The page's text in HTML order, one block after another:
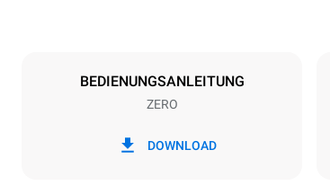
BEDIENUNGSANLEITUNG
ZERO
DOWNLOAD